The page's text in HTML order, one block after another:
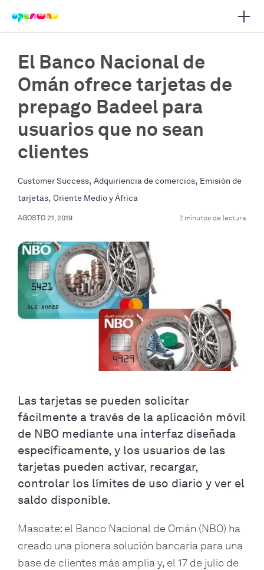
navegación principal
El Banco Nacional de
Omán ofrece tarjetas de
prepago Badeel para
usuarios que no sean
clientes
Customer Success, Adquiriencia de comercios, Emisión de
tarjetas, Oriente Medio y África
AGOSTO 21, 2019 2 minutos de lectura
Las tarjetas se pueden solicitar
fácilmente a través de la aplicación móvil
de NBO mediante una interfaz diseñada
específicamente, y los usuarios de las
tarjetas pueden activar, recargar,
controlar los límites de uso diario y ver el
saldo disponible.
Mascate: el Banco Nacional de Omán (NBO) ha
creado una pionera solución bancaria para una
base de clientes más amplia y, el 17 de julio de